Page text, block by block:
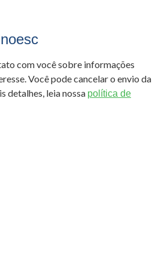
com você sobre informações
Você pode cancelar o envio da
detalhes, leia nossa política de